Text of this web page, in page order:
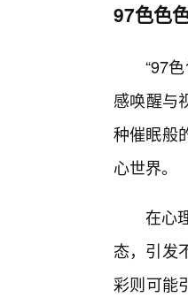
97色色
“97
感唤醒与
种催眠般
心世界。
在心
态，引发
彩则可能